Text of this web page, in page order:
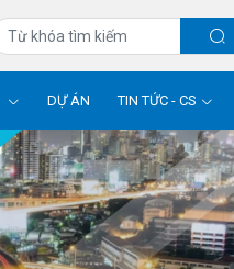
DỰ ÁN TIN TỨC - CS